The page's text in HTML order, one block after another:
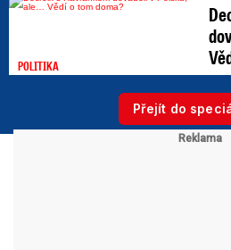
POLITIKA
Přejít do